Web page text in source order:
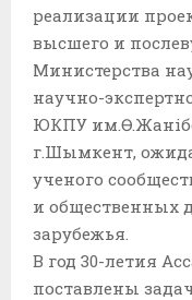
реализации
высшего и
Министерства
научно-
ЮКПУ
г.Шымкент,
ученого
и общественных
зарубежья.
В год 30-летия
поставлены